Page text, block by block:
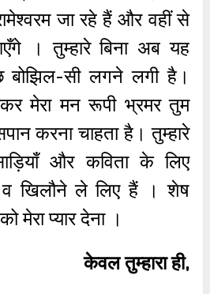
जा रहे हैं और वहीं से
। तुम्हारे बिना अब यह
बोझिल-सी लगने लगी है।
मेरा मन रूपी भ्रमर तुम
करना चाहता है। तुम्हारे
और कविता के लिए
खिलौने ले लिए हैं । शेष
मेरा प्यार देना ।
केवल तुम्हारा ही,